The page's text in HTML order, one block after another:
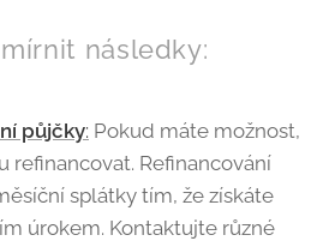
následky:
půjčky: Pokud máte možnost,
refinancovat. Refinancování
splátky tím, že získáte
úrokem. Kontaktujte různé